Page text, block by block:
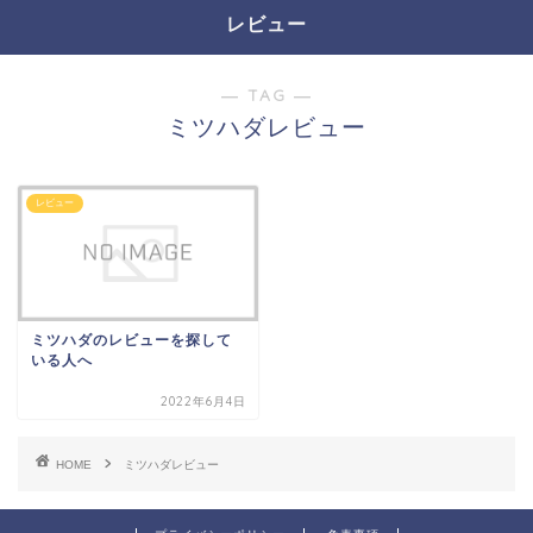
レビュー
― TAG ―
ミツハダレビュー
レビュー
ミツハダのレビューを探して
いる人へ
2022年6月4日
HOME ミツハダレビュー